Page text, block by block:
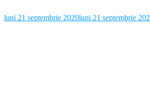
luni 21 septembrie 2020luni 21 septembrie